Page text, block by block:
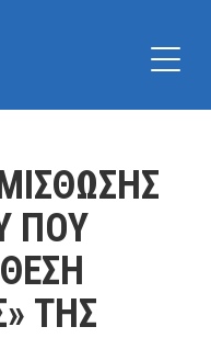
ΠΟΥ
ΤΗΣ